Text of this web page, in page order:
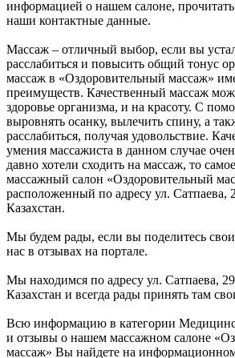
информацией о нашем салоне,
наши контактные данные.
Массаж – отличный выбор, если вы
расслабиться и повысить общий тонус
массаж в «Оздоровительный массаж»
преимуществ. Качественный массаж
здоровье организма, и на красоту. С
выровнять осанку, вылечить спину, а
расслабиться, получая удовольствие.
умения массажиста в данном случае
давно хотели сходить на массаж, то
массажный салон «Оздоровительный
расположенный по адресу ул.
Казахстан.
Мы будем рады, если вы поделитесь
нас в отзывах на портале.
Мы находимся по адресу ул. Сатпаева,
Казахстан и всегда рады принять там
Всю информацию в категории
и отзывы о нашем массажном салоне
массаж» Вы найдете на